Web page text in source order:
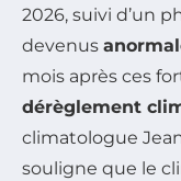
2026, suivi d’un
devenus
mois après ces
dérèglement
climatologue
souligne que le